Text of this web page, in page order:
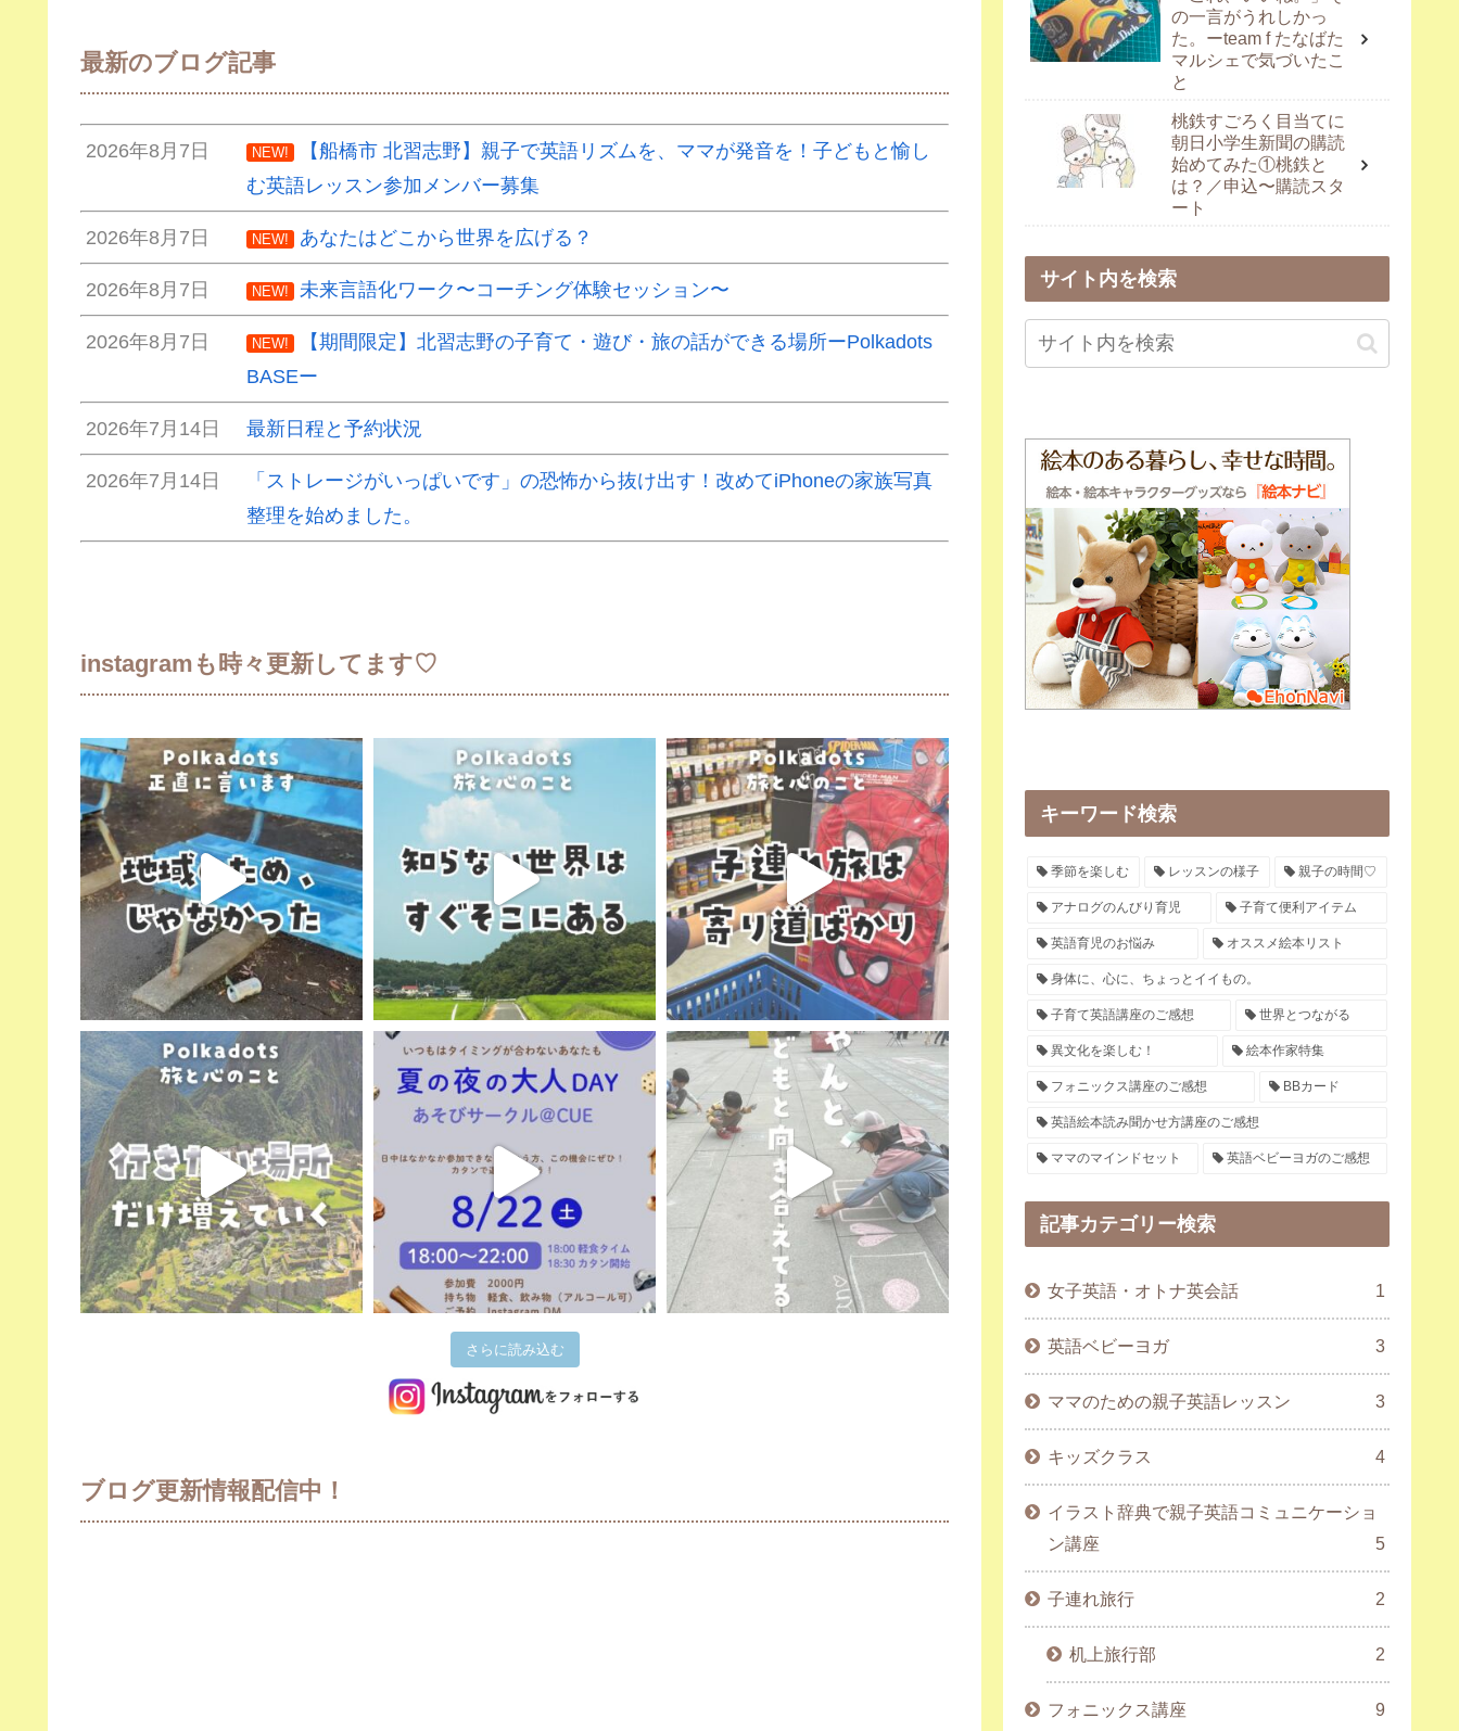
最新のブログ記事
2026年8月7日 NEW!
【船橋市 北習志野】親子で英語リズムを、ママが発音を！子どもと愉し
む英語レッスン参加メンバー募集
2026年8月7日 NEW! あなたはどこから世界を広げる？
2026年8月7日 NEW! 未来言語化ワーク〜コーチング体験セッション〜
2026年8月7日 NEW!
【期間限定】北習志野の子育て・遊び・旅の話ができる場所ーPolkadots
BASEー
2026年7月14日 最新日程と予約状況
2026年7月14日
「ストレージがいっぱいです」の恐怖から抜け出す！改めてiPhoneの家族写真
整理を始めました。
instagramも時々更新してます♡
さらに読み込む
ブログ更新情報配信中！
の一言がうれしかっ
た。ーteam f たなばた
マルシェで気づいたこ
と
桃鉄すごろく目当てに
朝日小学生新聞の購読
始めてみた①桃鉄と
は？／申込〜購読スタ
ート
サイト内を検索
キーワード検索
季節を楽しむ レッスンの様子 親子の時間♡
アナログのんびり育児 子育て便利アイテム
英語育児のお悩み オススメ絵本リスト
身体に、心に、ちょっとイイもの。
子育て英語講座のご感想 世界とつながる
異文化を楽しむ！ 絵本作家特集
フォニックス講座のご感想 BBカード
英語絵本読み聞かせ方講座のご感想
ママのマインドセット 英語ベビーヨガのご感想
記事カテゴリー検索
女子英語・オトナ英会話 1
英語ベビーヨガ 3
ママのための親子英語レッスン 3
キッズクラス 4
イラスト辞典で親子英語コミュニケーショ
ン講座
5
子連れ旅行 2
机上旅行部 2
フォニックス講座 9